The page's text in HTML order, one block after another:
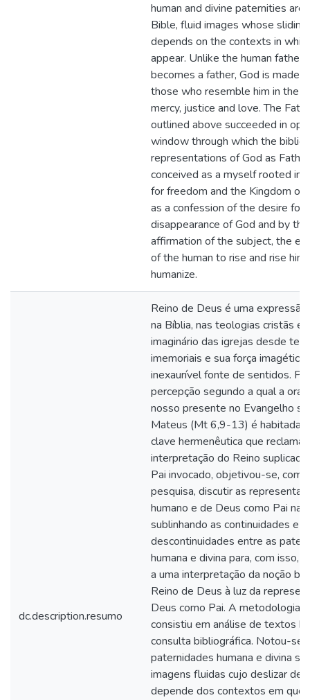
human and divine paternities are,
Bible, fluid images whose
depends on the contexts in
appear. Unlike the human father,
becomes a father, God is made
those who resemble him in the
mercy, justice and love. The
outlined above succeeded in
window through which the
representations of God as
conceived as a myself rooted in
for freedom and the Kingdom of
as a confession of the desire for
disappearance of God and by the
affirmation of the subject, the
of the human to rise and rise
humanize.
dc.description.resumo
Reino de Deus é uma
na Bíblia, nas teologias cristãs e
imaginário das igrejas desde
imemoriais e sua força imagética
inexaurível fonte de sentidos.
percepção segundo a qual a
nosso presente no Evangelho
Mateus (Mt 6,9-13) é habitada
clave hermenêutica que reclama
interpretação do Reino
Pai invocado, objetivou-se, com
pesquisa, discutir as
humano e de Deus como Pai na
sublinhando as continuidades e
descontinuidades entre as
humana e divina para, com isso,
a uma interpretação da noção
Reino de Deus à luz da
Deus como Pai. A metodologia
consistiu em análise de textos
consulta bibliográfica. Notou-se
paternidades humana e divina
imagens fluidas cujo deslizar de
depende dos contextos em que